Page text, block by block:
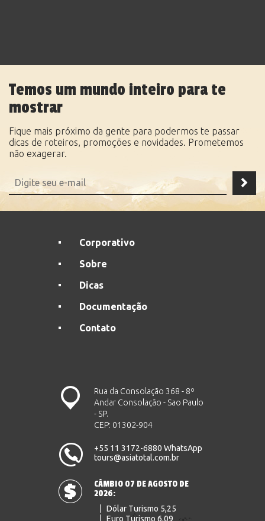
Temos um mundo inteiro para te
mostrar
Fique mais próximo da gente para podermos te passar
dicas de roteiros, promoções e novidades. Prometemos
não exagerar.
Corporativo
Sobre
Dicas
Documentação
Contato
Rua da Consolação 368 - 8º
Andar Consolação - Sao Paulo
- SP.
CEP: 01302-904
+55 11 3172-6880 WhatsApp
tours@asiatotal.com.br
CÂMBIO 07 DE AGOSTO DE
2026:
Dólar Turismo 5,25
Euro Turismo 6,09